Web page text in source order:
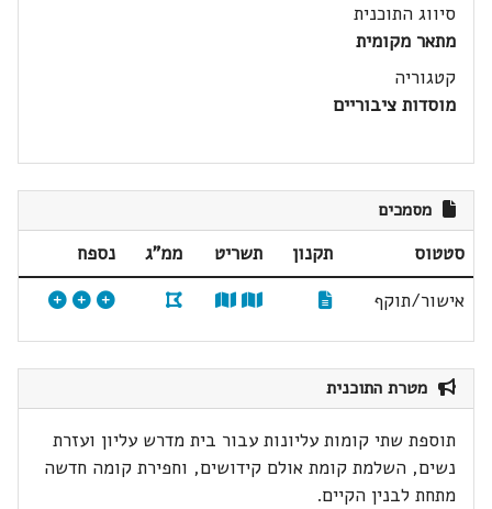
סיווג התוכנית
מתאר מקומית
קטגוריה
מוסדות ציבוריים
מסמכים
סטטוס תקנון תשריט ממ"ג
נספח
אישור/תוקף
מטרת התוכנית
תוספת שתי קומות עליונות עבור בית מדרש עליון ועזרת
נשים, השלמת קומת אולם קידושים, וחפירת קומה חדשה
מתחת לבנין הקיים.